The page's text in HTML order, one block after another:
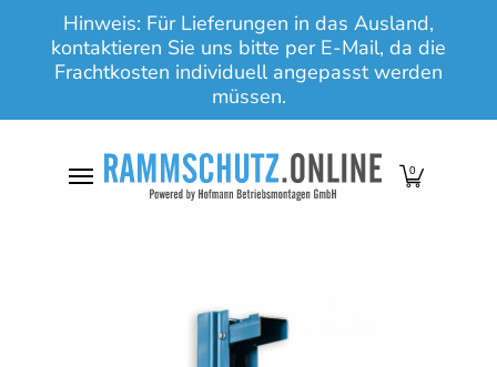
Zum Hauptinhalt springen
Hinweis: Für Lieferungen in das Ausland,
kontaktieren Sie uns bitte per E-Mail, da die
Frachtkosten individuell angepasst werden
müssen.
0